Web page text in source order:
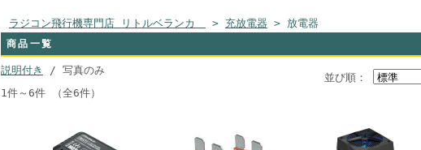
ラジコン飛行機専門店 リトルベランカ > 充放電器 > 放電器
商品一覧
並び順：
説明付き
/ 写真のみ
1件～6件 （全6件）